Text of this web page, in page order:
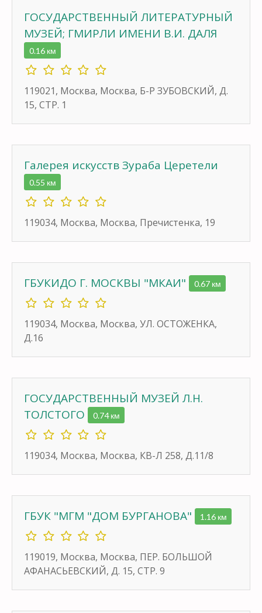
ГОСУДАРСТВЕННЫЙ ЛИТЕРАТУРНЫЙ
МУЗЕЙ; ГМИРЛИ ИМЕНИ В.И. ДАЛЯ
0.16 км
119021, Москва, Москва, Б-Р ЗУБОВСКИЙ, Д.
15, СТР. 1
Галерея искусств Зураба Церетели
0.55 км
119034, Москва, Москва, Пречистенка, 19
ГБУКИДО Г. МОСКВЫ "МКАИ" 0.67 км
119034, Москва, Москва, УЛ. ОСТОЖЕНКА,
Д.16
ГОСУДАРСТВЕННЫЙ МУЗЕЙ Л.Н.
ТОЛСТОГО
0.74 км
119034, Москва, Москва, КВ-Л 258, Д.11/8
ГБУК "МГМ "ДОМ БУРГАНОВА" 1.16 км
119019, Москва, Москва, ПЕР. БОЛЬШОЙ
АФАНАСЬЕВСКИЙ, Д. 15, СТР. 9